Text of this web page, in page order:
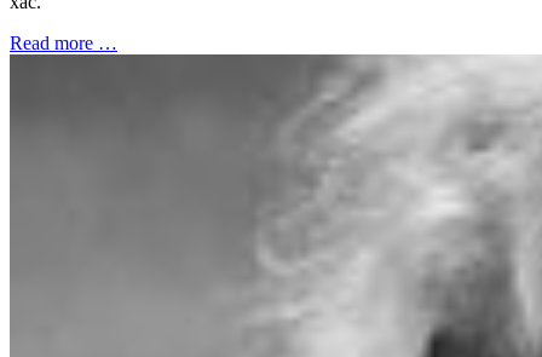
Read more …